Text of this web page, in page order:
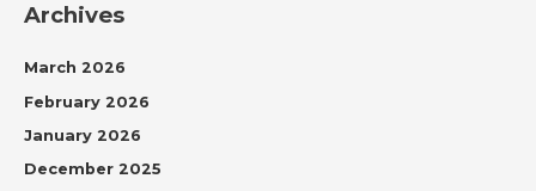
Archives
March 2026
February 2026
January 2026
December 2025